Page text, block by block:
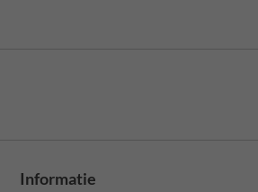
Informatie